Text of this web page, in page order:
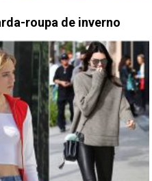
roupa de inverno